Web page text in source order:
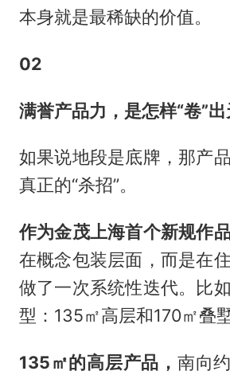
本身就是最稀缺的价值。
02
满誉产品力 ， 是怎样“卷”
如果说地段是底牌，那产
真正的“杀招”。
作为金茂上海首个新规作
在概念包装层面，而是在
做了一次系统性迭代。比
型：135㎡高层和170㎡叠墅
135㎡的高层产品， 南向